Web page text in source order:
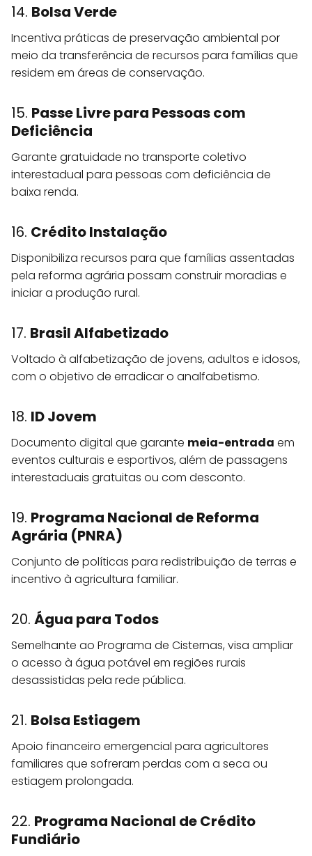
14. Bolsa Verde
Incentiva práticas de preservação ambiental por
meio da transferência de recursos para famílias que
residem em áreas de conservação.
15. Passe Livre para Pessoas com
Deficiência
Garante gratuidade no transporte coletivo
interestadual para pessoas com deficiência de
baixa renda.
16. Crédito Instalação
Disponibiliza recursos para que famílias assentadas
pela reforma agrária possam construir moradias e
iniciar a produção rural.
17. Brasil Alfabetizado
Voltado à alfabetização de jovens, adultos e idosos,
com o objetivo de erradicar o analfabetismo.
18. ID Jovem
Documento digital que garante meia-entrada em
eventos culturais e esportivos, além de passagens
interestaduais gratuitas ou com desconto.
19. Programa Nacional de Reforma
Agrária (PNRA)
Conjunto de políticas para redistribuição de terras e
incentivo à agricultura familiar.
20. Água para Todos
Semelhante ao Programa de Cisternas, visa ampliar
o acesso à água potável em regiões rurais
desassistidas pela rede pública.
21. Bolsa Estiagem
Apoio financeiro emergencial para agricultores
familiares que sofreram perdas com a seca ou
estiagem prolongada.
22. Programa Nacional de Crédito
Fundiário